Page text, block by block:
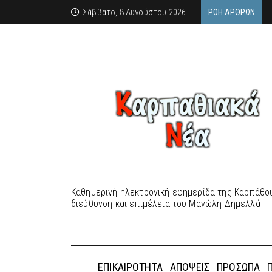
Σάββατο, 8 Αυγούστου 2026 ΡΟΉ ΆΡΘΡΩΝ
Καθημερινή ηλεκτρονική εφημερίδα της
διεύθυνση και επιμέλεια του Μανώλη Δημελλά
ΕΠΙΚΑΙΡΌΤΗΤΑ ΑΠΌΨΕΙΣ ΠΡΌΣΩΠΑ